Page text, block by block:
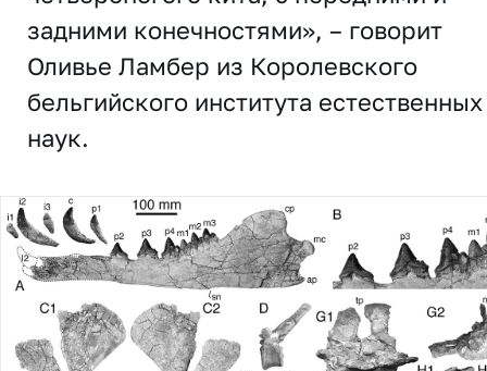
задними конечностями», – говорит
Оливье Ламбер из Королевского
бельгийского института естественных
наук.